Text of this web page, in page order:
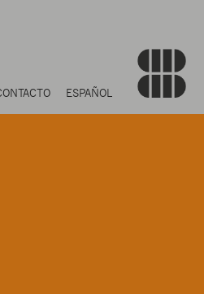
ESPAÑOL